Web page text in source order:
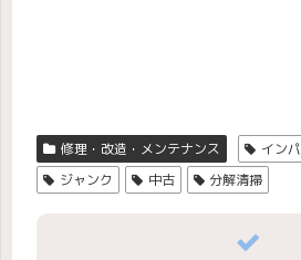
修理・改造・メンテナンス
イン
ジャンク
中古 分解清掃